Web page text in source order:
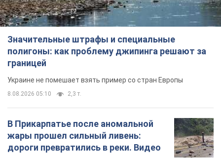
Значительные штрафы и специальные
полигоны: как проблему джипинга решают за
границей
Украине не помешает взять пример со стран Европы
8.08.2026 05:10 2,3 т.
В Прикарпатье после аномальной
жары прошел сильный ливень:
дороги превратились в реки. Видео